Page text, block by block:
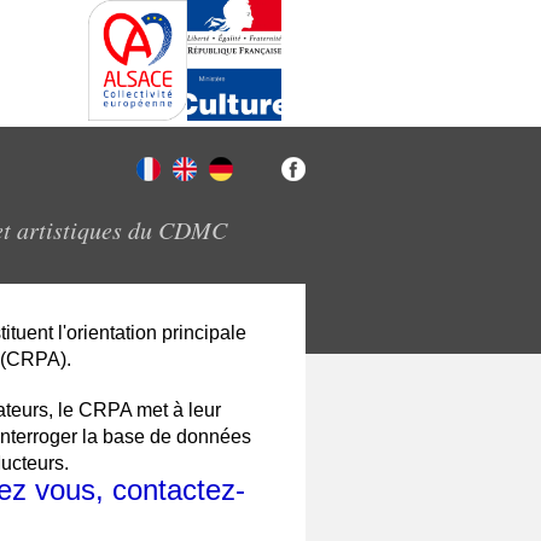
artistiques du CDMC
l'orientation principale
le CRPA met à leur
la base de données
vous, contactez-